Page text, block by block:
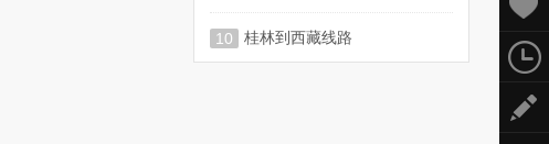
10 桂林到西藏线路